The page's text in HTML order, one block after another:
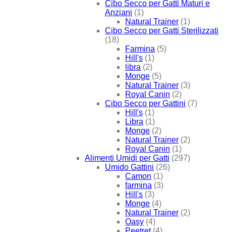
Cibo Secco per Gatti Maturi e
Anziani (1)
Natural Trainer (1)
Cibo Secco per Gatti Sterilizzati
(18)
Farmina (5)
Hill's (1)
libra (2)
Monge (5)
Natural Trainer (3)
Royal Canin (2)
Cibo Secco per Gattini (7)
Hill's (1)
Libra (1)
Monge (2)
Natural Trainer (2)
Royal Canin (1)
Alimenti Umidi per Gatti (297)
Umido Gattini (26)
Camon (1)
farmina (3)
Hill's (3)
Monge (4)
Natural Trainer (2)
Oasy (4)